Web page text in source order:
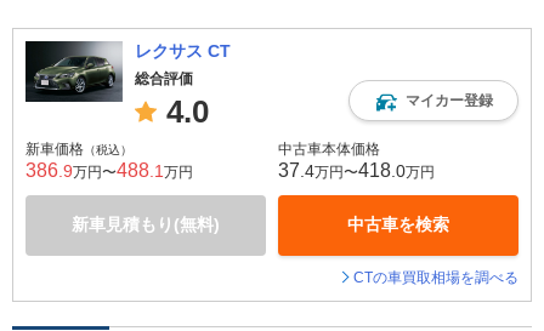
レクサス CT
総合評価
4.0 マイカー登録
新車価格 （税込）
386 .9万円〜488 .1 万円
新車見積もり(無料)
中古車本体価格
37 .4万円〜418 .0万円
中古車を検索
CTの車買取相場を調べる